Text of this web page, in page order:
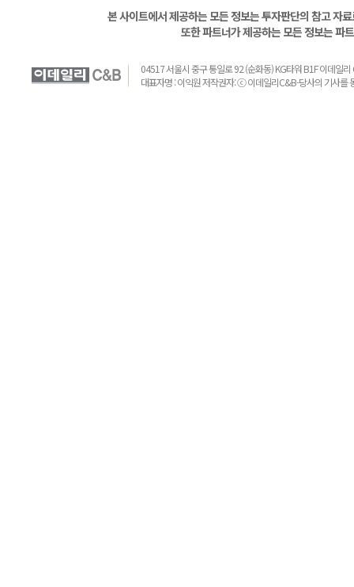
본 사이트에서 제공하는 모든 정보는 투자판단의 참고 자
또한 파트너가 제공하는 모든 정보는 파
04517 서울시 중구 통일로 92 (순화동) KG타워 B1F 이데일
대표자명 : 이익원 저작권자: ⓒ 이데일리C&B-당사의 기사를